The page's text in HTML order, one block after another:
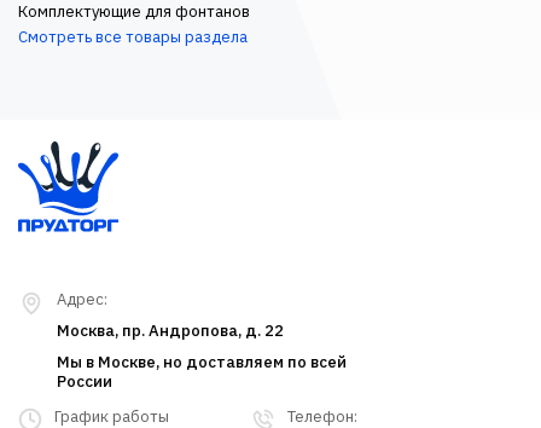
Комплектующие для фонтанов
Смотреть все товары раздела
Телефон:
График работы
Адрес:
Москва, пр. Андропова, д. 22
Мы в Москве, но доставляем по всей
России